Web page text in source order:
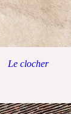
Le clocher